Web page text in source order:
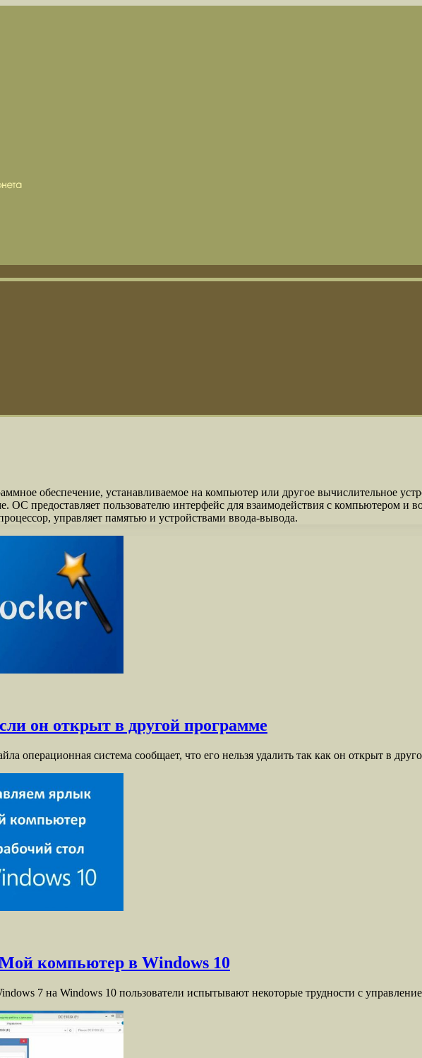
обеспечение, устанавливаемое на компьютер или другое вычислительное
ОС предоставляет пользователю интерфейс для взаимодействия с компьютером и
управляет памятью и устройствами ввода-вывода.
он открыт в другой программе
операционная система сообщает, что его нельзя удалить так как он открыт в
компьютер в Windows 10
7 на Windows 10 пользователи испытывают некоторые трудности с